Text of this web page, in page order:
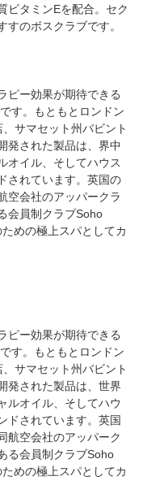
ビタミンEを配合。セク
のボスクラブです。
ピー効果が期待できる
す。もともとロンドン
サマセット州バビント
発された製品は、界中
オイル、そしてハウス
されています。英国の
空会社のアッパークラ
会員制クラブSoho
めの極上スパとしてカ
ピー効果が期待できる
す。もともとロンドン
サマセット州バビント
発された製品は、世界
ルオイル、そしてハウ
ドされています。英国
航空会社のアッパーク
る会員制クラブSoho
めの極上スパとしてカ